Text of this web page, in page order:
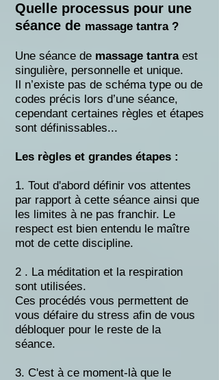
Quelle processus pour une
séance de massage tantra ?
Une séance de massage tantraest
singulière, personnelle et unique.
Il n’existe pas de schéma type ou de
codes précis lors d’une séance,
cependant certaines règles et étapes
sont définissables...
Les règles et grandes étapes :
1. Tout d'abord définir vos attentes
par rapport à cette séance ainsi que
les limites à ne pas franchir. Le
respect est bien entendu le maître
mot de cette discipline.
2 . La méditation et la respiration
sont utilisées.
Ces procédés vous permettent de
vous défaire du stress afin de vous
débloquer pour le reste de la
séance.
3. C'est à ce moment-là que le